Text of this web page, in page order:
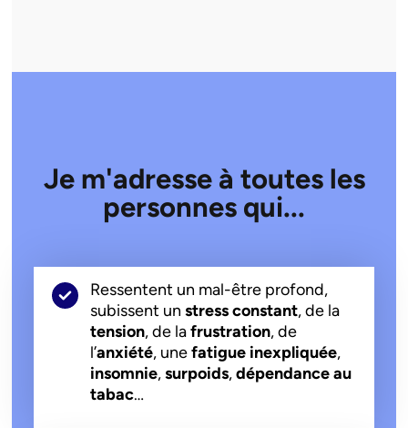
Je m'adresse à toutes les
personnes qui...
Ressentent un mal-être profond,
subissent un stress constant, de la
tension, de lafrustration, de
l’anxiété, unefatigue inexpliquée,
insomnie,surpoids,dépendance au
tabac…